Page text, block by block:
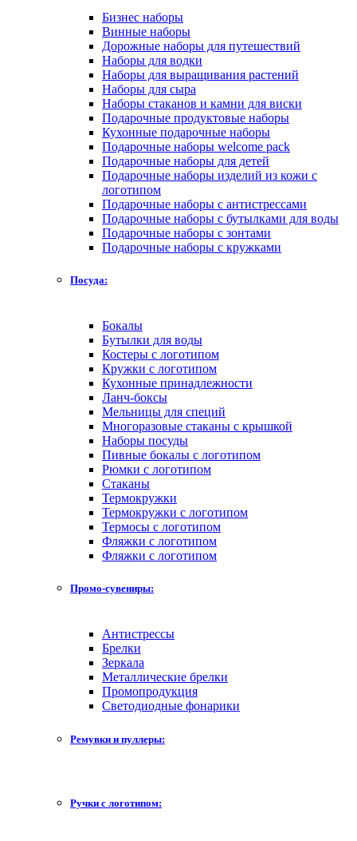
Бизнес наборы
Винные наборы
Дорожные наборы для путешествий
Наборы для водки
Наборы для выращивания растений
Наборы для сыра
Наборы стаканов и камни для виски
Подарочные продуктовые наборы
Кухонные подарочные наборы
Подарочные наборы welcome pack
Подарочные наборы для детей
Подарочные наборы изделий из кожи с
логотипом
Подарочные наборы с антистрессами
Подарочные наборы с бутылками для воды
Подарочные наборы с зонтами
Подарочные наборы с кружками
Посуда:
Бокалы
Бутылки для воды
Костеры с логотипом
Кружки с логотипом
Кухонные принадлежности
Ланч-боксы
Мельницы для специй
Многоразовые стаканы с крышкой
Наборы посуды
Пивные бокалы с логотипом
Рюмки с логотипом
Стаканы
Термокружки
Термокружки с логотипом
Термосы с логотипом
Фляжки с логотипом
Фляжки с логотипом
Промо-сувениры:
Антистрессы
Брелки
Зеркала
Металлические брелки
Промопродукция
Светодиодные фонарики
Ремувки и пуллеры:
Ручки с логотипом: